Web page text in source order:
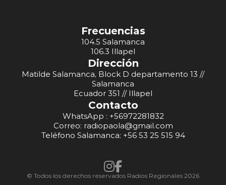
Frecuencias
104.5 Salamanca
106.3 Illapel
Dirección
Matilde Salamanca, Block D departamento 13 //
Salamanca
Ecuador 351 // Illapel
Contacto
WhatsApp : +56972281832
Correo: radiopaola@gmail.com
Teléfono Salamanca: +56 53 25 515 94
© Todos los derechos reservados Radios Regionales 2026